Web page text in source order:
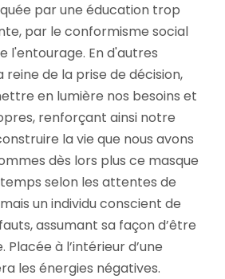
par une éducation trop
par le conformisme social
l'entourage. En d'autres
reine de la prise de décision,
en lumière nos besoins et
renforçant ainsi notre
la vie que nous avons
dès lors plus ce masque
selon les attentes de
un individu conscient de
assumant sa façon d’être
Placée à l’intérieur d’une
les énergies négatives.